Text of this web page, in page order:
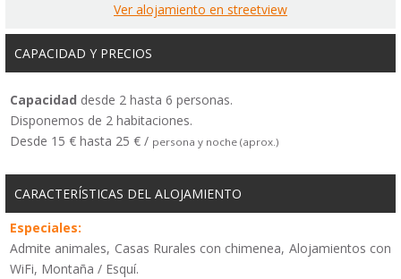
Ver alojamiento en streetview
CAPACIDAD Y PRECIOS
Capacidad desde 2 hasta 6 personas.
Disponemos de 2 habitaciones.
Desde 15 € hasta 25 € / persona y noche (aprox.)
CARACTERÍSTICAS DEL ALOJAMIENTO
Especiales:
Admite animales, Casas Rurales con chimenea, Alojamientos con
WiFi, Montaña / Esquí.